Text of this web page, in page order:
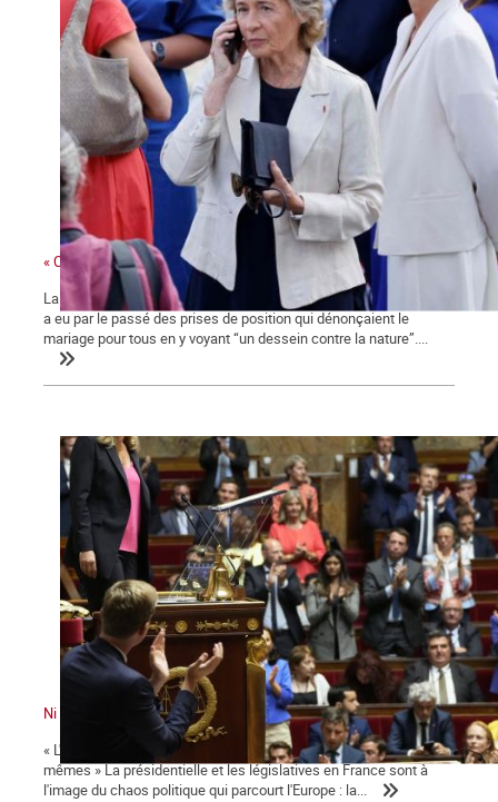
« Ces gens-là »
La ministre des collectivités territoriales, issue des Républicains,
a eu par le passé des prises de position qui dénonçaient le
mariage pour tous en y voyant “un dessein contre la nature”....
Ni le gouvernement ni l'Assemblée ne nous représente !
« L'émancipation des travailleurs sera l'œuvre des travailleurs eux-
mêmes » La présidentielle et les législatives en France sont à
l'image du chaos politique qui parcourt l'Europe : la...